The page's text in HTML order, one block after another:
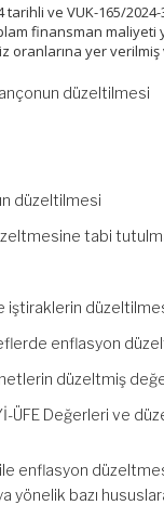
tarihli ve VUK-165/
finansman
oranlarına yer
düzeltilmesi
düzeltilmesi
tabi
iştiraklerin
enflasyon
düzeltmiş
Değerleri ve
enflasyon
bazı